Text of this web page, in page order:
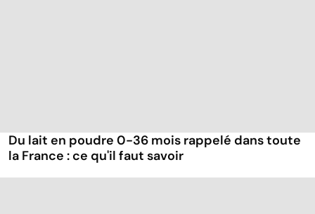
Du lait en poudre 0-36 mois rappelé dans toute
la France : ce qu'il faut savoir